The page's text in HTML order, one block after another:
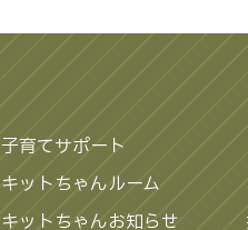
子育てサポート
キットちゃんルーム
キットちゃんお知らせ